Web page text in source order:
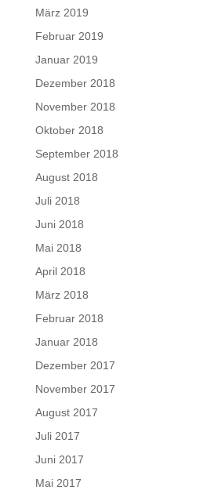
März 2019
Februar 2019
Januar 2019
Dezember 2018
November 2018
Oktober 2018
September 2018
August 2018
Juli 2018
Juni 2018
Mai 2018
April 2018
März 2018
Februar 2018
Januar 2018
Dezember 2017
November 2017
August 2017
Juli 2017
Juni 2017
Mai 2017